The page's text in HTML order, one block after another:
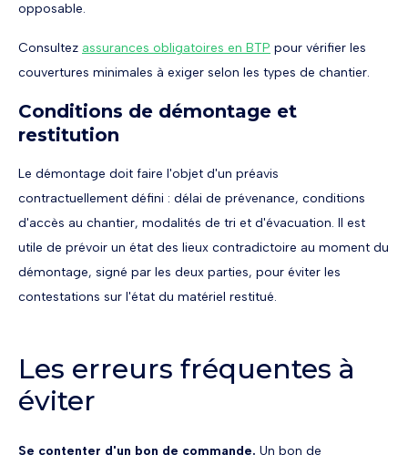
opposable.
Consultez assurances obligatoires en BTP pour vérifier les
couvertures minimales à exiger selon les types de chantier.
Conditions de démontage et
restitution
Le démontage doit faire l'objet d'un préavis
contractuellement défini : délai de prévenance, conditions
d'accès au chantier, modalités de tri et d'évacuation. Il est
utile de prévoir un état des lieux contradictoire au moment du
démontage, signé par les deux parties, pour éviter les
contestations sur l'état du matériel restitué.
Les erreurs fréquentes à
éviter
Se contenter d'un bon de commande. Un bon de